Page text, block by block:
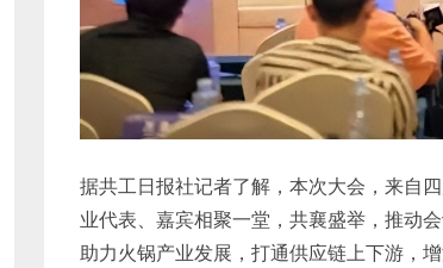
据共工日报社记者了解，本次大会，来自
业代表、嘉宾相聚一堂，共襄盛举，推动
助力火锅产业发展，打通供应链上下游，